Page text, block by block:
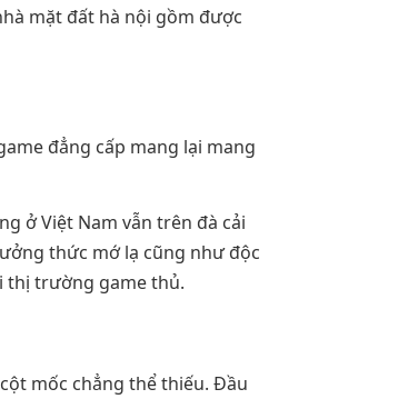
mặt đất hà nội gồm được
đẳng cấp mang lại mang
ở Việt Nam vẫn trên đà cải
thức mớ lạ cũng như độc
thị trường game thủ.
mốc chẳng thể thiếu. Đầu